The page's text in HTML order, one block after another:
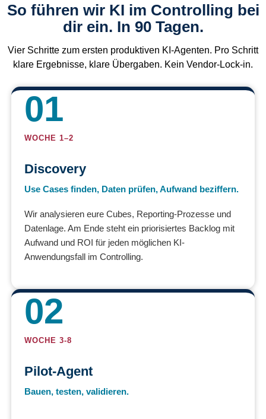
So führen wir KI im Controlling bei
dir ein. In 90 Tagen.
Vier Schritte zum ersten produktiven KI-Agenten. Pro Schritt
klare Ergebnisse, klare Übergaben. Kein Vendor-Lock-in.
01
WOCHE 1–2
Discovery
Use Cases finden, Daten prüfen, Aufwand beziffern.
Wir analysieren eure Cubes, Reporting-Prozesse und
Datenlage. Am Ende steht ein priorisiertes Backlog mit
Aufwand und ROI für jeden möglichen KI-
Anwendungsfall im Controlling.
02
WOCHE 3-8
Pilot-Agent
Bauen, testen, validieren.